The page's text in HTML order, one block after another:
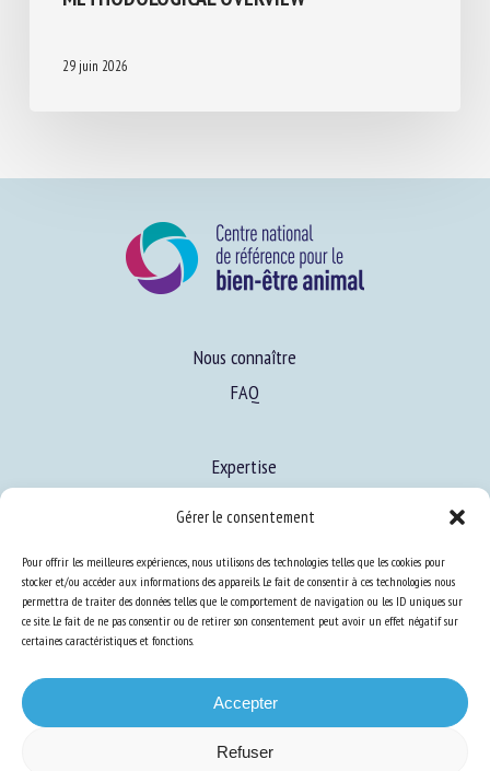
Gérer le consentement
Pour offrir les meilleures expériences, nous utilisons des technologies telles que les cookies pour
stocker et/ou accéder aux informations des appareils. Le fait de consentir à ces technologies nous
permettra de traiter des données telles que le comportement de navigation ou les ID uniques sur
ce site. Le fait de ne pas consentir ou de retirer son consentement peut avoir un effet négatif sur
certaines caractéristiques et fonctions.
Accepter
Refuser
Nous connaître
FAQ
Expertise
Ressources